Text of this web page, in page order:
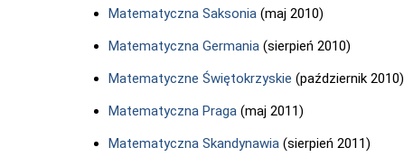
Matematyczna Saksonia (maj 2010)
Matematyczna Germania (sierpień 2010)
Matematyczne Świętokrzyskie (październik 2010)
Matematyczna Praga (maj 2011)
Matematyczna Skandynawia (sierpień 2011)